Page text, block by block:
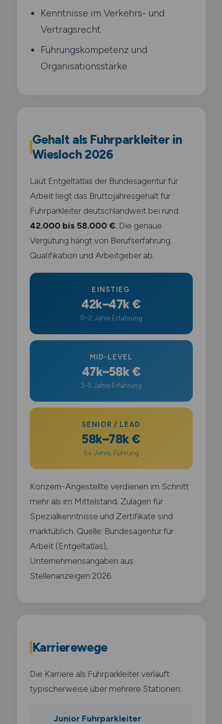
Kenntnisse im Verkehrs- und
Vertragsrecht
Führungskompetenz und
Organisationsstärke
Gehalt als Fuhrparkleiter in
Wiesloch 2026
Laut Entgeltatlas der Bundesagentur für
Arbeit liegt das Bruttojahresgehalt für
Fuhrparkleiter deutschlandweit bei rund
42.000 bis 58.000 €. Die genaue
Vergütung hängt von Berufserfahrung.
Qualifikation und Arbeitgeber ab.
EINSTIEG
42k–47k €
0–2 Jahre Erfahrung
MID-LEVEL
47k–58k €
3–5 Jahre Erfahrung
SENIOR / LEAD
58k–78k €
5+ Jahre, Führung
Konzern-Angestellte verdienen im Schnitt
mehr als im Mittelstand. Zulagen für
Spezialkenntnisse und Zertifikate sind
marktüblich. Quelle: Bundesagentur für
Arbeit (Entgeltatlas),
Unternehmensangaben aus
Stellenanzeigen 2026.
Karrierewege
Die Karriere als Fuhrparkleiter verläuft
typischerweise über mehrere Stationen:
Junior Fuhrparkleiter